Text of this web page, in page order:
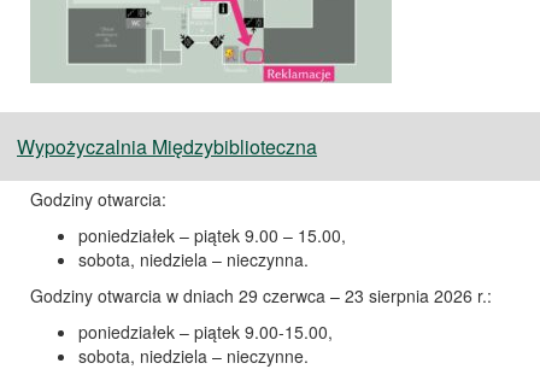
Wypożyczalnia Międzybiblioteczna
Godziny otwarcia:
poniedziałek – piątek 9.00 – 15.00,
sobota, niedziela – nieczynna.
Godziny otwarcia w dniach 29 czerwca – 23 sierpnia 2026 r.:
poniedziałek – piątek 9.00-15.00,
sobota, niedziela – nieczynne.